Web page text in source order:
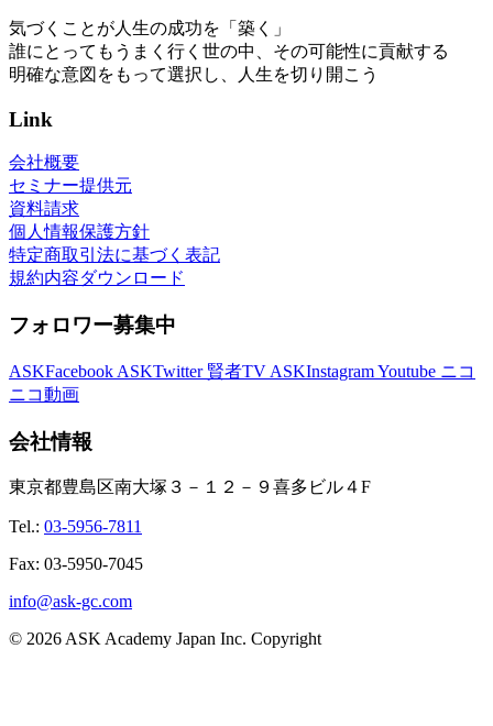
気づくことが人生の成功を「築く」
誰にとってもうまく行く世の中、その可能性に貢献する
明確な意図をもって選択し、人生を切り開こう
Link
会社概要
セミナー提供元
資料請求
個人情報保護方針
特定商取引法に基づく表記
規約内容ダウンロード
フォロワー募集中
ASKFacebook ASKTwitter 賢者TV ASKInstagramYoutube ニコ
ニコ動画
会社情報
東京都豊島区南大塚３－１２－９喜多ビル４F
Tel.: 03-5956-7811
Fax: 03-5950-7045
info@ask-gc.com
© 2026 ASK Academy Japan Inc. Copyright